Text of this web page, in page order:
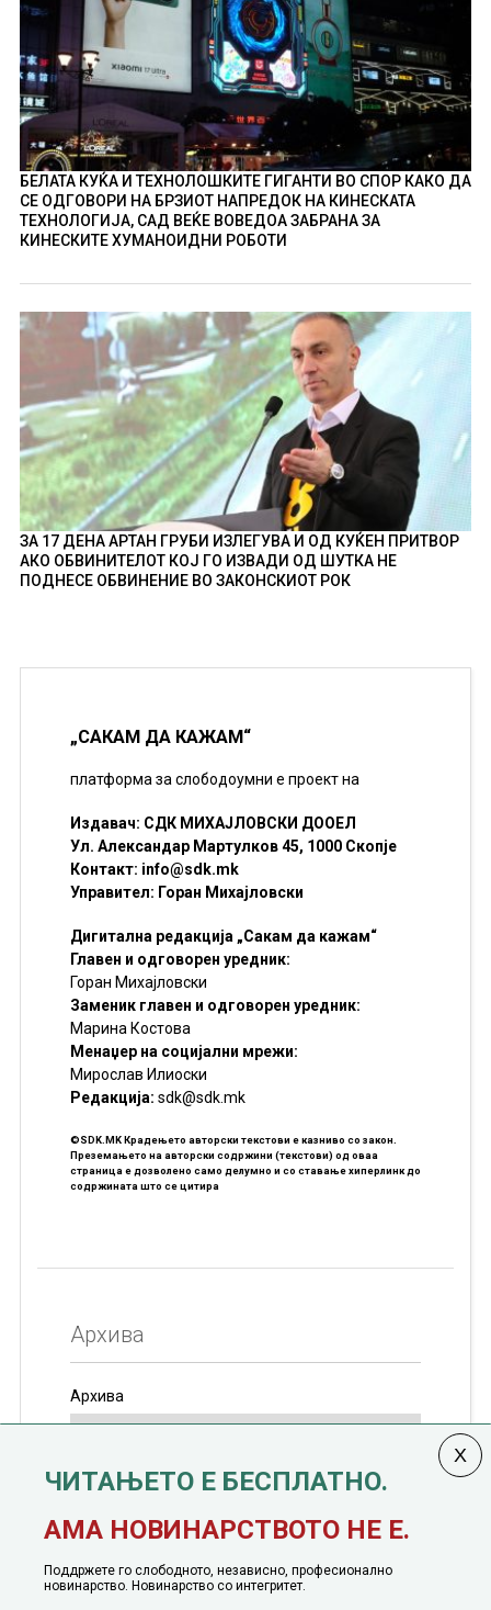
БЕЛАТА КУЌА И ТЕХНОЛОШКИТЕ ГИГАНТИ ВО СПОР КАКО ДА
СЕ ОДГОВОРИ НА БРЗИОТ НАПРЕДОК НА КИНЕСКАТА
ТЕХНОЛОГИЈА, САД ВЕЌЕ ВОВЕДОА ЗАБРАНА ЗА
КИНЕСКИТЕ ХУМАНОИДНИ РОБОТИ
ЗА 17 ДЕНА АРТАН ГРУБИ ИЗЛЕГУВА И ОД КУЌЕН ПРИТВОР
АКО ОБВИНИТЕЛОТ КОЈ ГО ИЗВАДИ ОД ШУТКА НЕ
ПОДНЕСЕ ОБВИНЕНИЕ ВО ЗАКОНСКИОТ РОК
„САКАМ ДА КАЖАМ“
платформа за слободоумни е проект на
Издавач: СДК МИХАЈЛОВСКИ ДООЕЛ
Ул. Александар Мартулков 45, 1000 Скопје
Контакт: info@sdk.mk
Управител: Горан Михајловски
Дигитална редакција „Сакам да кажам“
Главен и одговорен уредник:
Горан Михајловски
Заменик главен и одговорен уредник:
Марина Костова
Менаџер на социјални мрежи:
Мирослав Илиоски
Редакцијa: sdk@sdk.mk
©SDK.MK Крадењето авторски текстови е казниво со закон.
Преземањето на авторски содржини (текстови) од оваа
страница е дозволено само делумно и со ставање хиперлинк до
содржината што се цитира
Архива
Архива
јануари, 1991 година
ЧИТАЊЕТО Е БЕСПЛАТНО.
АМА НОВИНАРСТВОТО НЕ Е.
Поддржете го слободното, независно, професионално
новинарство. Новинарство со интегритет.